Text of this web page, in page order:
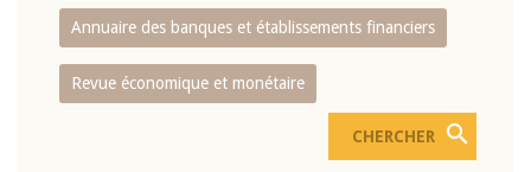
Annuaire des banques et établissements financiers
Revue économique et monétaire